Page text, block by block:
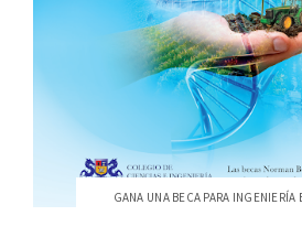
GANA UNA BECA PARA INGENIERÍA